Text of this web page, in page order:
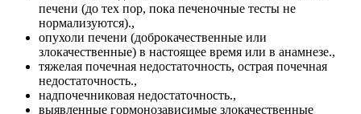
печени (до тех пор, пока печеночные тесты не
нормализуются).,
опухоли печени (доброкачественные или
злокачественные) в настоящее время или в анамнезе.,
тяжелая почечная недостаточность, острая почечная
недостаточность.,
надпочечниковая недостаточность.,
выявленные гормонозависимые злокачественные